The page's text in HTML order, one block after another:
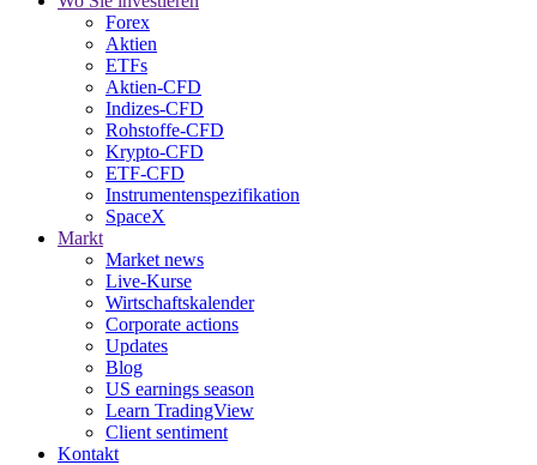
Forex
Aktien
ETFs
Aktien-CFD
Indizes-CFD
Rohstoffe-CFD
Krypto-CFD
ETF-CFD
Instrumentenspezifikation
SpaceX
Markt
Market news
Live-Kurse
Wirtschaftskalender
Corporate actions
Updates
Blog
US earnings season
Learn TradingView
Client sentiment
Kontakt